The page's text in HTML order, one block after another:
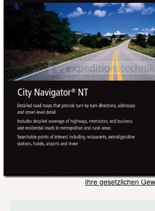
Kurze Zusammenfassung
Garmin City Navigator Mittlerer Osten &
auf microSD/SD
129,00 €
Inkl. 19% Steuern ,
exkl.Versandkosten
Lieferzeit: ca. 3 Wochen
Menge
Ihre gesetzlichen